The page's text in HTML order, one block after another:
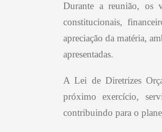
Durante a reunião, os
constitucionais,
apreciação da matéria,
apresentadas.
A Lei de Diretrizes
próximo exercício,
contribuindo para o